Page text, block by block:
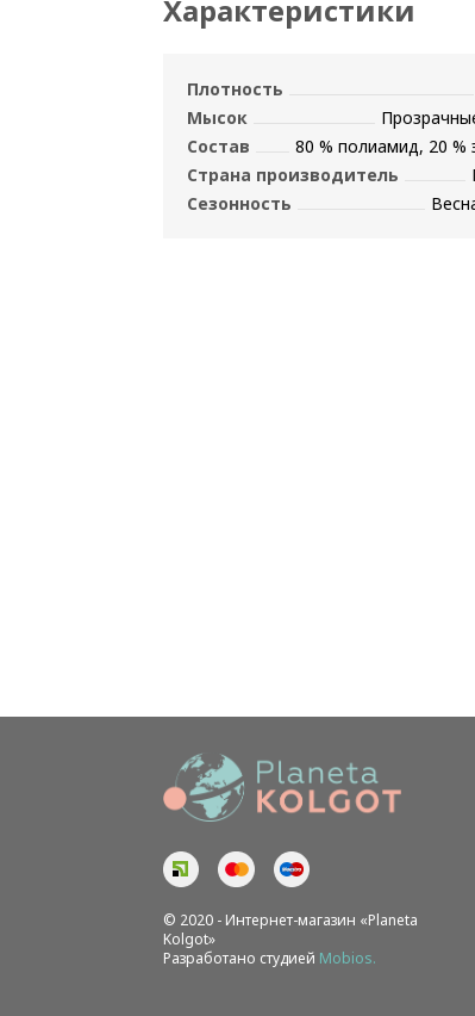
Характеристики
Плотность
Мысок
Состав
80 % полиамид, 20 %
Страна производитель
Сезонность
© 2020 - Интернет-магазин «Planeta
Kolgot»
Разработано студией Mobios.